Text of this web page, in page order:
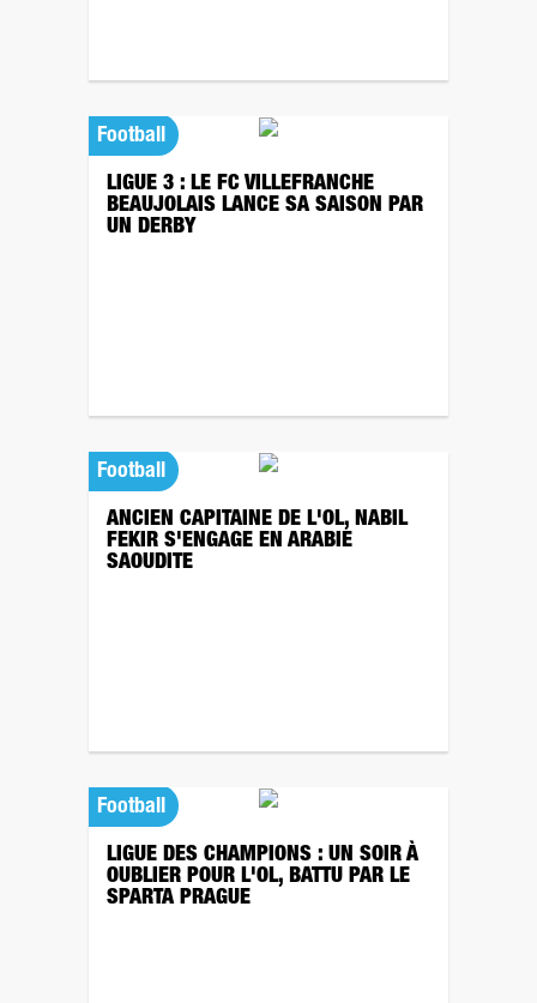
Football
LIGUE 3 : LE FC VILLEFRANCHE
BEAUJOLAIS LANCE SA SAISON PAR
UN DERBY
Football
ANCIEN CAPITAINE DE L'OL, NABIL
FEKIR S'ENGAGE EN ARABIE
SAOUDITE
Football
LIGUE DES CHAMPIONS : UN SOIR À
OUBLIER POUR L'OL, BATTU PAR LE
SPARTA PRAGUE